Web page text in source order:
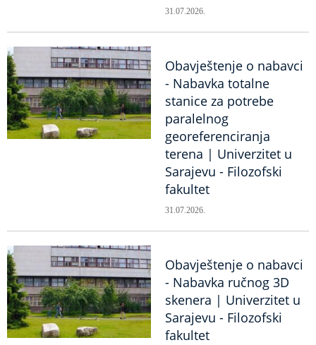
31.07.2026.
Obavještenje o nabavci
- Nabavka totalne
stanice za potrebe
paralelnog
georeferenciranja
terena | Univerzitet u
Sarajevu - Filozofski
fakultet
31.07.2026.
Obavještenje o nabavci
- Nabavka ručnog 3D
skenera | Univerzitet u
Sarajevu - Filozofski
fakultet